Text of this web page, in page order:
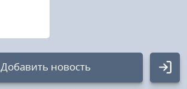
Добавить новость